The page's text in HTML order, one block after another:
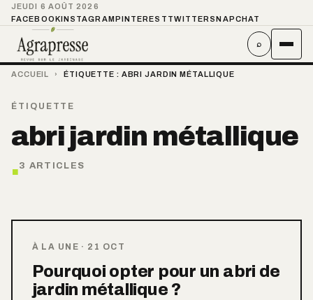
JEUDI 6 AOÛT 2026
FACEBOOKINSTAGRAMPINTEREST TWITTER SNAPCHAT
⌕
ACCUEIL › ÉTIQUETTE : ABRI JARDIN MÉTALLIQUE
ÉTIQUETTE
abri jardin métallique
.3 ARTICLES
À LA UNE · 21 OCT
Pourquoi opter pour un abri de
jardin métallique ?